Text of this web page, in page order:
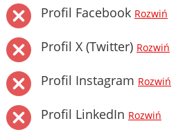
Profil Facebook Rozwiń
Profil X (Twitter) Rozwiń
Profil Instagram Rozwiń
Profil LinkedIn Rozwiń